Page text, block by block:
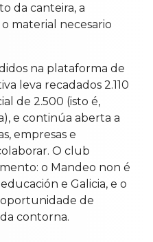
da canteira, a
material necesario
na plataforma de
leva recadados 2.110
de 2.500 (isto é,
e continúa aberta a
empresas e
O club
o Mandeo non é
e Galicia, e o
de
contorna.